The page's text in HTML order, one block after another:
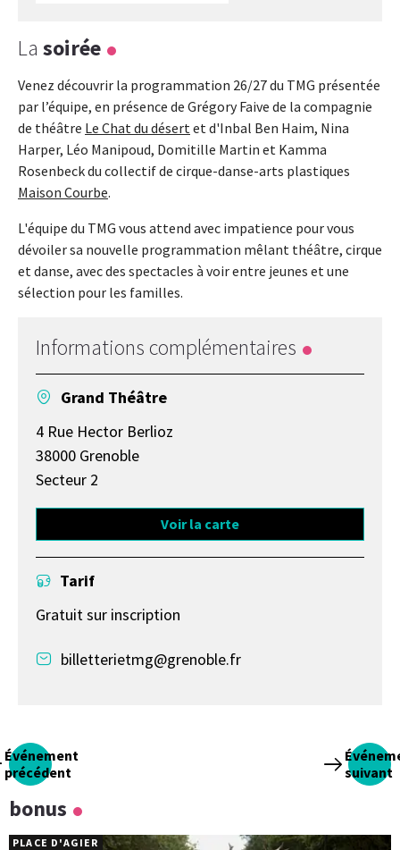
La soirée
Venez découvrir la programmation 26/27 du TMG présentée
par l’équipe, en présence de Grégory Faive de la compagnie
de théâtre Le Chat du désertet d'Inbal Ben Haim, Nina
Harper, Léo Manipoud, Domitille Martin et Kamma
Rosenbeck du collectif de cirque-danse-arts plastiques
Maison Courbe.
L'équipe du TMG vous attend avec impatience pour vous
dévoiler sa nouvelle programmation mêlant théâtre, cirque
et danse, avec des spectacles à voir entre jeunes et une
sélection pour les familles.
Informations complémentaires
Grand Théâtre
4 Rue Hector Berlioz
38000 Grenoble
Secteur 2
Voir la carte
Tarif
Gratuit sur inscription
billetterietmg@grenoble.fr
Événement
précédent
suivant
bonus
PLACE D'AGIER